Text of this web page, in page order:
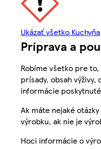
Ukázať všetko Kuchyňa
Príprava a
Robíme všetko pre
prísady, obsah
informácie
Ak máte nejaké
výrobku, ak nie je
Hoci informácie o